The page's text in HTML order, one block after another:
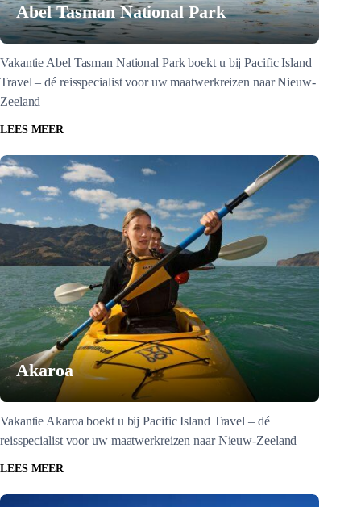
Abel Tasman National Park
Vakantie Abel Tasman National Park boekt u bij Pacific Island
Travel – dé reisspecialist voor uw maatwerkreizen naar Nieuw-
Zeeland
LEES MEER
Akaroa
Vakantie Akaroa boekt u bij Pacific Island Travel – dé
reisspecialist voor uw maatwerkreizen naar Nieuw-Zeeland
LEES MEER